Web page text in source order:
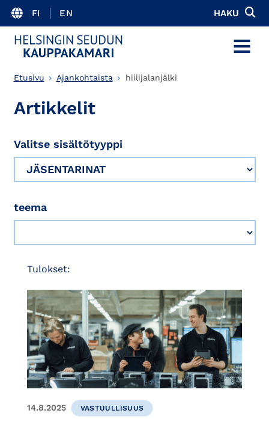
FI EN HAKU
MENU
Etusivu Ajankohtaista hiilijalanjälki
Artikkelit
Valitse sisältötyyppi
teema
Tulokset:
14.8.2025 VASTUULLISUUS